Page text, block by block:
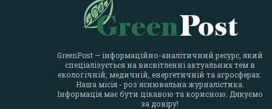
GreenPost — інформаційно-аналітичний ресурс, який
спеціалізується на висвітленні актуальних тем в
екологічній, медичній, енергетичній та агросферах.
Наша місія - роз`яснювальна журналістика.
Інформація має бути цікавою та корисною. Дякуємо
за довіру!